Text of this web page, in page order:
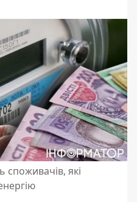
споживачів, які